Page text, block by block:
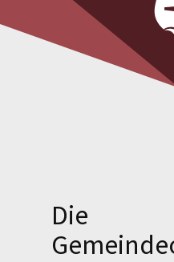
REGISTRIEREN
Die